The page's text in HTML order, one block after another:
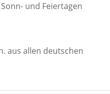
und Feiertagen
aus allen deutschen